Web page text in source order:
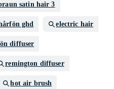
satin hair 3
ghd electric hair
diffuser
remington diffuser
hot air brush